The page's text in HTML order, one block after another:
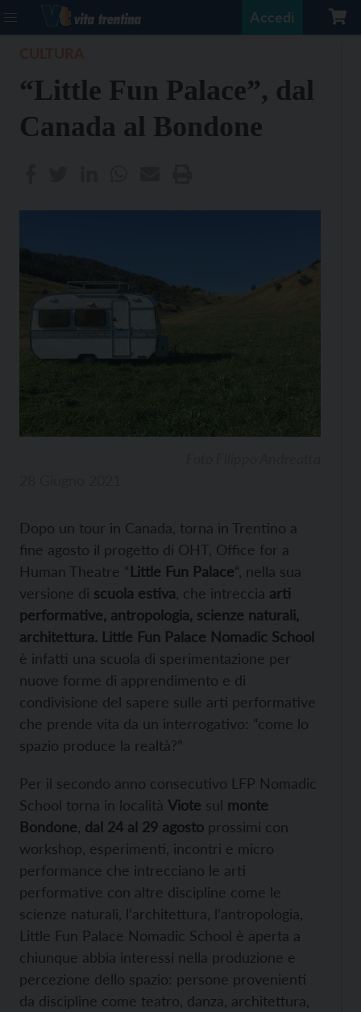
Accedi
“Little Fun Palace”, dal
Canada al Bondone
Dopo un tour in Canada, torna in Trentino a
fine agosto il progetto di OHT, Office for a
Human Theatre “Little Fun Palace“, nella sua
versione di scuola estiva , che intreccia arti
performative, antropologia, scienze naturali,
architettura. Little Fun Palace Nomadic School
è infatti una scuola di sperimentazione per
nuove forme di apprendimento e di
condivisione del sapere sulle arti performative
che prende vita da un interrogativo: “come lo
spazio produce la realtà?”
Per il secondo anno consecutivo LFP Nomadic
School torna in località Viote sul monte
Bondone dal 24 al 29 agosto prossimi con
workshop, esperimenti, incontri e micro
performance che intrecciano le arti
performative con altre discipline come le
scienze naturali, l’architettura, l’antropologia,
Little Fun Palace Nomadic School è aperta a
chiunque abbia interessi nella produzione e
percezione dello spazio: persone provenienti
da discipline come teatro, danza, architettura,